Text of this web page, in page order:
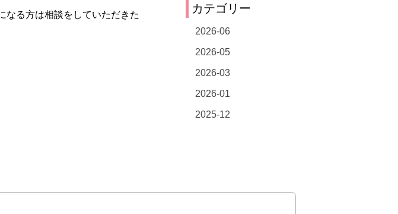
なる方は相談をしていただきた
カテゴリー
2026-06
2026-05
2026-03
2026-01
2025-12